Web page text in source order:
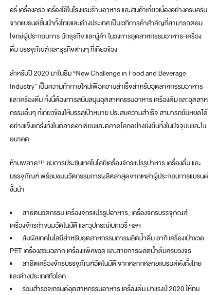
อรี่ เครื่องครัว เครื่องใช้ในโรงแรมร้านอาหาร และสินค้าเกี่ยวเนื่องอย่างครบครัน
จากแบรนด์ชั้นนำทั้งไทยและต่างประเทศ เป็นเวทีการค้าสำคัญที่สามารถตอบ
โจทย์ผู้ประกอบการ นักธุรกิจ และผู้ค้า ในวงการอุตสาหกรรมอาหาร-เครื่อง
ดื่ม บรรจุภัณฑ์ และธุรกิจต่างๆ ที่เกี่ยวข้อง
สำหรับปี 2020 มาในธีม “New Challenge in Food and Beverage
Industry” เป็นความท้าทายใหม่เพื่อความสำเร็จสำหรับอุตสาหกรรมอาหาร
และเครื่องดื่ม ทั้งนี้ต้องการสนับสนุนอุตสาหกรรมอาหาร เครื่องดื่ม และอุตสาห
กรรมอื่นๆ ที่เกี่ยวข้องให้บรรลุเป้าหมาย ประสบความสำเร็จ สามารถยืนหยัดได้
อย่างแข็งแกร่งทั้งในตลาดอาเซียนและตลาดโลกอย่างยั่งยืนทั้งในปัจจุบันและใน
อนาคต
ห้ามพลาด!!! ชมการประชันเทคโนโลยีเครื่องจักรแปรรูปาหาร เครื่องดื่ม และ
บรรจุภัณฑ์ พร้อมชมนวัตกรรมการผลิตล่าสุดจากเหล่าผู้ประกอบการแบรนด์
ชั้นนำ
สาธิตนวัตกรรม เครื่องจักรแปรรูปอาหาร, เครื่องจักรบรรจุภัณฑ์
เครื่องจักรทำขนมอัตโนมัติ และอุปกรณ์เบเกอรี่ ฯลฯ
สัมผัสเทคโนโลยีสำหรับอุตสาหกรรมการผลิตน้ำดื่ม อาทิ เครื่องเป่าขวด
PET เครื่องสวมฉลาก เครื่องแพ็คขวด และสายการผลิตน้ำดื่มครบวงจร
สาธิตเครื่องจักรบรรจุภัณฑ์อัตโนมัติ จากหลากหลายแบรนด์ดังทั้งไทย
และต่างประเทศทั่วโลก
ร่วมสำรวจเทรนด์อุตสาหกรรมอาหาร เครื่องดื่ม มาแรงปี 2020 ให้ทัน